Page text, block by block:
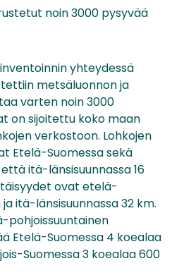
noin 3000 pysyvää
yhteydessä
metsäluonnon ja
varten noin 3000
on sijoitettu koko maan
verkostoon. Lohkojen
Etelä-Suomessa sekä
itä-länsisuunnassa 16
ovat etelä-
itä-länsisuunnassa 32 km.
pohjoissuuntainen
Etelä-Suomessa 4 koealaa
Suomessa 3 koealaa 600